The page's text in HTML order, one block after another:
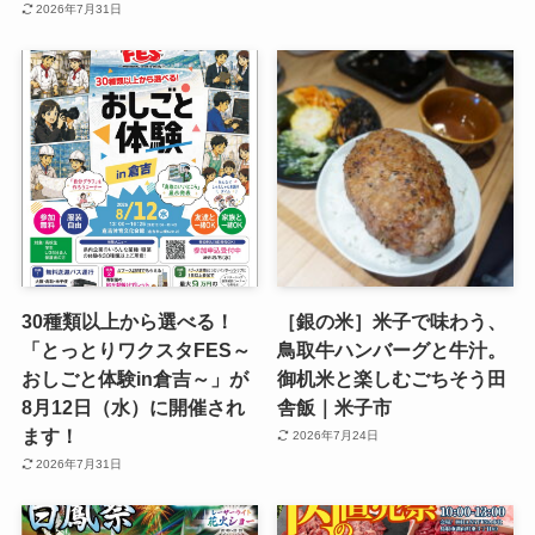
2026年7月31日
30種類以上から選べる！
「とっとりワクスタFES～
おしごと体験in倉吉～」が
8月12日（水）に開催され
ます！
2026年7月31日
［銀の米］米子で味わう、
鳥取牛ハンバーグと牛汁。
御机米と楽しむごちそう田
舎飯｜米子市
2026年7月24日